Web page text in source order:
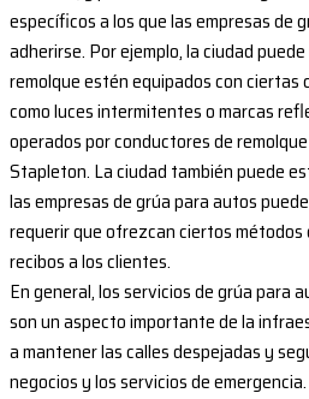
específicos a los que las empresas de
adherirse. Por ejemplo, la ciudad
remolque estén equipados con
como luces intermitentes o marcas
operados por conductores de
Stapleton. La ciudad también puede
las empresas de grúa para autos
requerir que ofrezcan ciertos métodos
recibos a los clientes.
En general, los servicios de grúa para
son un aspecto importante de la
a mantener las calles despejadas y
negocios y los servicios de emergencia.